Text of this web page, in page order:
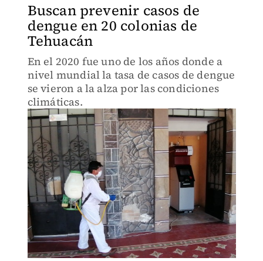
Buscan prevenir casos de
dengue en 20 colonias de
Tehuacán
En el 2020 fue uno de los años donde a
nivel mundial la tasa de casos de dengue
se vieron a la alza por las condiciones
climáticas.